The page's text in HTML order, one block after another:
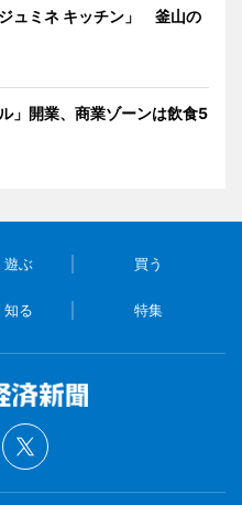
ュミネ キッチン」 釜山の
」開業、商業ゾーンは飲食5
遊ぶ 買う
知る 特集